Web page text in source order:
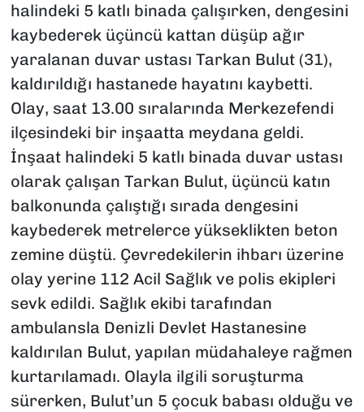
halindeki 5 katlı binada çalışırken, dengesini
kaybederek üçüncü kattan düşüp ağır
yaralanan duvar ustası Tarkan Bulut (31),
kaldırıldığı hastanede hayatını kaybetti.
Olay, saat 13.00 sıralarında Merkezefendi
ilçesindeki bir inşaatta meydana geldi.
İnşaat halindeki 5 katlı binada duvar ustası
olarak çalışan Tarkan Bulut, üçüncü katın
balkonunda çalıştığı sırada dengesini
kaybederek metrelerce yükseklikten beton
zemine düştü. Çevredekilerin ihbarı üzerine
olay yerine 112 Acil Sağlık ve polis ekipleri
sevk edildi. Sağlık ekibi tarafından
ambulansla Denizli Devlet Hastanesine
kaldırılan Bulut, yapılan müdahaleye rağmen
kurtarılamadı. Olayla ilgili soruşturma
sürerken, Bulut’un 5 çocuk babası olduğu ve